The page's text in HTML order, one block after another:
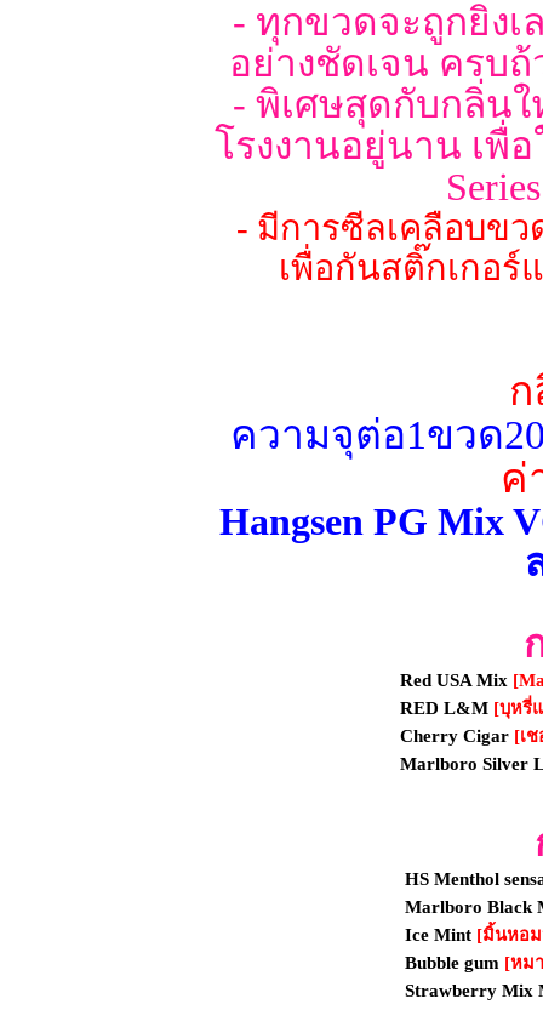
- ทุกขวดจะถูกยิง
อย่างชัดเจน ครบ
- พิเศษสุดกับกลิ่นใ
โรงงานอยู่นาน เพื่
- มีการซีลเคลือบข
เพื่อกันสติ๊กเกอ
ความจุต่อ1ขวด
ค่
Hangsen PG Mix
Red USA Mix
RED L&M [บุหรี่
Cherry Cigar [เ
Marlboro Silver
HS Menthol
Marlboro Black
Ice Mint [มิ้นหอม
Bubble gum [หม
Strawberry Mix